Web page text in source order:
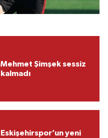
Mehmet Şimşek sessiz
kalmadı
Eskişehirspor’un yeni